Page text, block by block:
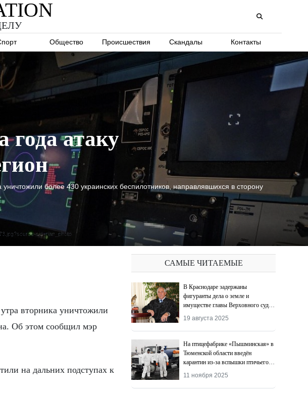
Общество Происшествия Скандалы Контакты
sid=rian_photo
атаку
более 430 украинских беспилотников, направлявшихся в сторону
вторника уничтожили
Об этом сообщил мэр
на дальних подступах к
САМЫЕ ЧИТАЕМЫЕ
В Краснодаре задержаны
фигуранты дела о земле и
имуществе главы Верховного суда
Адыгеи
19 августа 2025
На птицефабрике «Пышминская» в
Тюменской области введён
карантин из-за вспышки птичьего
гриппа
11 ноября 2025